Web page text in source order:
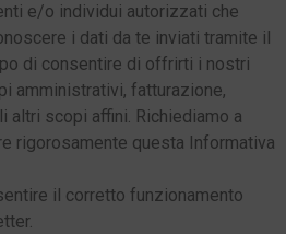
e/o individui autorizzati che
i dati da te inviati tramite il
di consentire di offrirti i nostri
amministrativi, fatturazione,
altri scopi affini. Richiediamo a
rigorosamente questa Informativa
il corretto funzionamento